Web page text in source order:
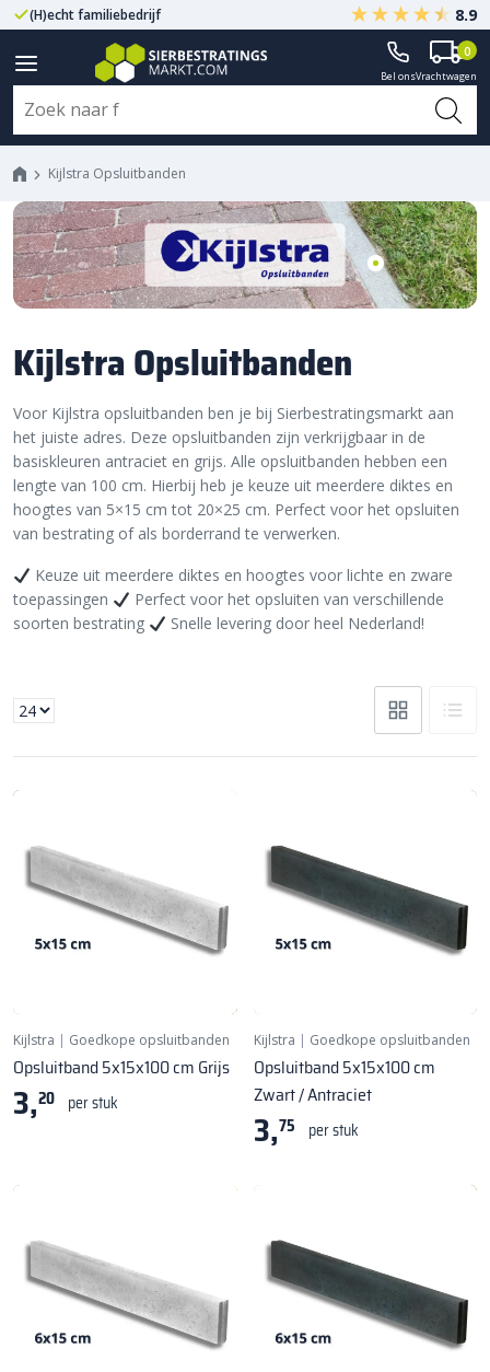
(H)echt familiebedrijf Gegarandeerd A-kwaliteit
8.9
Bel onsVrachtwagen
0
Kijlstra Opsluitbanden
Kijlstra Opsluitbanden
Voor Kijlstra opsluitbanden ben je bij Sierbestratingsmarkt aan
het juiste adres. Deze opsluitbanden zijn verkrijgbaar in de
basiskleuren antraciet en grijs. Alle opsluitbanden hebben een
lengte van 100 cm. Hierbij heb je keuze uit meerdere diktes en
hoogtes van 5×15 cm tot 20×25 cm. Perfect voor het opsluiten
van bestrating of als borderrand te verwerken.
Keuze uit meerdere diktes en hoogtes voor lichte en zware
toepassingen
Perfect voor het opsluiten van verschillende
soorten bestrating
Snelle levering door heel Nederland!
Kijlstra | Goedkope opsluitbanden
Opsluitband 5x15x100 cm Grijs
3,20 per stuk
Kijlstra | Goedkope opsluitbanden
Opsluitband 5x15x100 cm
Zwart / Antraciet
3,75 per stuk